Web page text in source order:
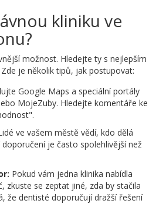
kliniku ve
možnost. Hledejte ty s nejlepším
je několik tipů, jak postupovat:
Google Maps a speciální portály
MojeZuby. Hledejte komentáře ke
ve vašem městě vědí, kdo dělá
je často spolehlivější než
Pokud vám jedna klinika nabídla
zkuste se zeptat jiné, zda by stačila
že dentisté doporučují dražší řešení